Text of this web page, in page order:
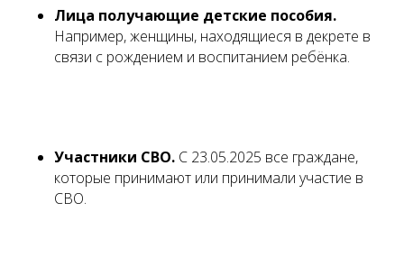
Лица получающие детские пособия.
Например, женщины, находящиеся в декрете в
связи с рождением и воспитанием ребёнка.
Участники СВО. С 23.05.2025 все граждане,
которые принимают или принимали участие в
СВО.